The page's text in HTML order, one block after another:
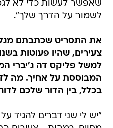
שאפשר לעשות כדי לא
לשמור על הדרך שלך".
את התסריט שכתבתם
צעירים, שהיו פעוטות
למשל פליקס דה ג'יברי
המבוססת על אחיך. מה
בכלל, בין הדור שלכם
"יש לי שני דברים להגיד